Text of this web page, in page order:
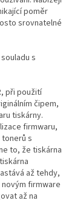
poměr
srovnatelné
s
při použití
čipem,
tiskárny.
firmwaru,
s
to, že tiskárna
až tehdy,
firmware
až na